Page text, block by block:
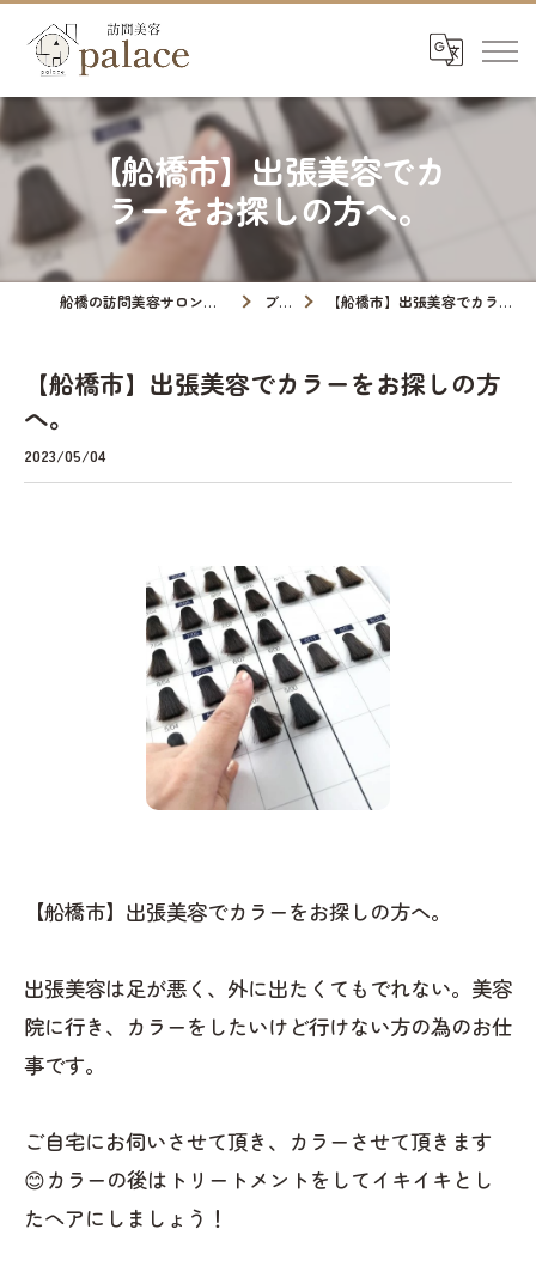
【船橋市】出張美容でカ
ラーをお探しの方へ。
船橋の訪問美容サロンなら訪問美容palace ブログ 【船橋市】出張美容でカラーをお探しの方へ。
【船橋市】出張美容でカラーをお探しの方
へ。
2023/05/04
【船橋市】出張美容でカラーをお探しの方へ。
出張美容は足が悪く、外に出たくてもでれない。美容
院に行き、カラーをしたいけど行けない方の為のお仕
事です。
ご自宅にお伺いさせて頂き、カラーさせて頂きます
😊カラーの後はトリートメントをしてイキイキとし
たヘアにしましょう！